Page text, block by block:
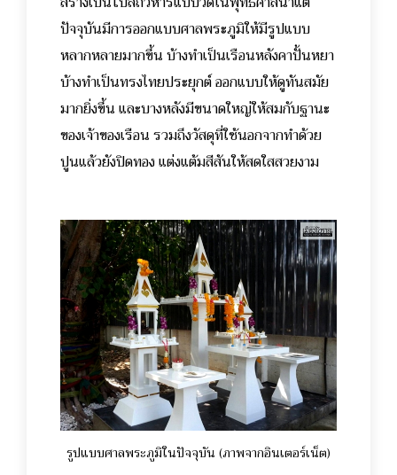
ปัจจุบันมีการออกแบบศาลพระภูมิให้มีรูปแบบ
หลากหลายมากขึ้น บ้างทำเป็นเรือนหลังคาปั้นหยา
บ้างทำเป็นทรงไทยประยุกต์ ออกแบบให้ดูทันสมัย
มากยิ่งขึ้น และบางหลังมีขนาดใหญ่ให้สมกับฐานะ
ของเจ้าของเรือน รวมถึงวัสดุที่ใช้นอกจากทำด้วย
ปูนแล้วยังปิดทอง แต่งแต้มสีสันให้สดใสสวยงาม
รูปแบบศาลพระภูมิในปัจจุบัน (ภาพจากอินเตอร์เน็ต)